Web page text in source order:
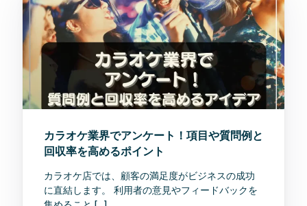
カラオケ業界でアンケート！項目や質問例と
回収率を高めるポイント
カラオケ店では、顧客の満足度がビジネスの成功
に直結します。 利用者の意見やフィードバックを